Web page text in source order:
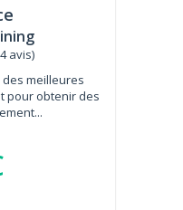
avis)
meilleures
pour obtenir des